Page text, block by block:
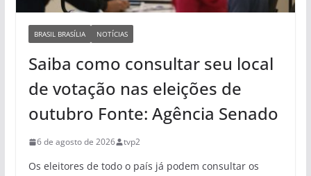
BRASIL BRASÍLIA NOTÍCIAS
Saiba como consultar seu local
de votação nas eleições de
outubro Fonte: Agência Senado
6 de agosto de 2026 tvp2
Os eleitores de todo o país já podem consultar os